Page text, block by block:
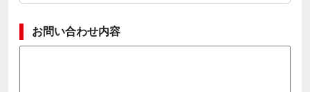
お問い合わせ内容